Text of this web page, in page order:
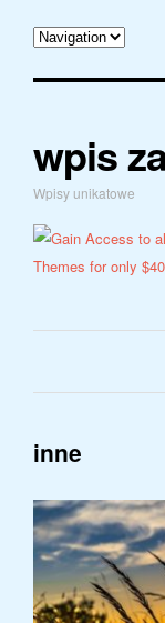
wpis
Wpisy unikatowe
inne